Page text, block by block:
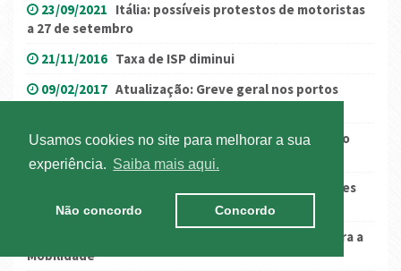
Usamos cookies no site para melhorar a sua
experiência.
Saiba mais aqui.
Não concordo Concordo
23/09/2021 Itália: possíveis protestos de motoristas
a 27 de setembro
21/11/2016 Taxa de ISP diminui
09/02/2017 Atualização: Greve geral nos portos
19/06/2019 Registo de beneficiário efetivo: Novo
prazo
(atualização!) Espanha: manifestações
de agricultores mântem-se
IMT apresenta Sistema Integrado para a
Mobilidade